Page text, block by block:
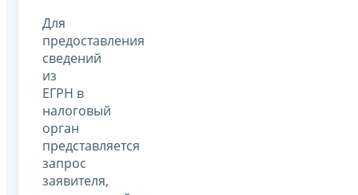
Для
предоставления
сведений
из
ЕГРН в
налоговый
орган
представляется
запрос
заявителя,